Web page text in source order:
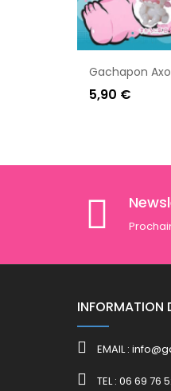
Gachapon
5,90 €
INFORMATION
EMAIL :
TEL : 06 69 76